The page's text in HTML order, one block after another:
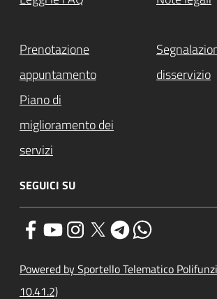
Prenotazione
appuntamento
disservizio
Piano di
miglioramento dei
servizi
SEGUICI SU
Powered by Sportello Telematico
10.41.2)